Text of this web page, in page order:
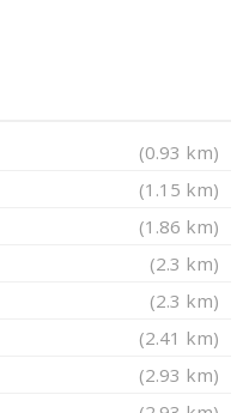
(0.93 km)
(1.15 km)
(1.86 km)
(2.3 km)
(2.3 km)
(2.41 km)
(2.93 km)